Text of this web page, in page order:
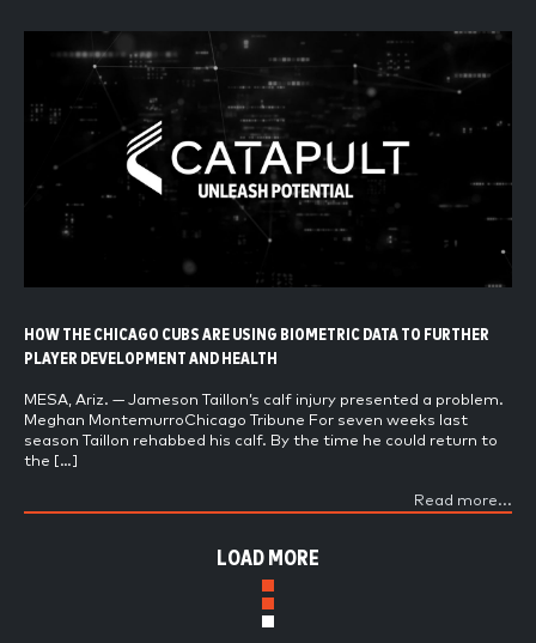
HOW THE CHICAGO CUBS ARE USING BIOMETRIC DATA TO FURTHER
PLAYER DEVELOPMENT AND HEALTH
MESA, Ariz. — Jameson Taillon’s calf injury presented a problem.
Meghan MontemurroChicago Tribune For seven weeks last
season Taillon rehabbed his calf. By the time he could return to
the […]
Read more...
LOAD MORE